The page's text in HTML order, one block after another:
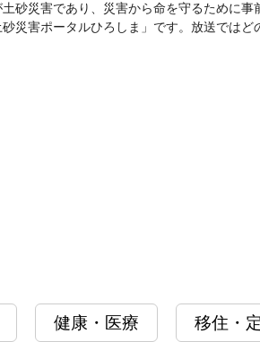
砂災害であり、災害から命を守るために
災害ポータルひろしま」です。放送ではど
健康・医療 移住・